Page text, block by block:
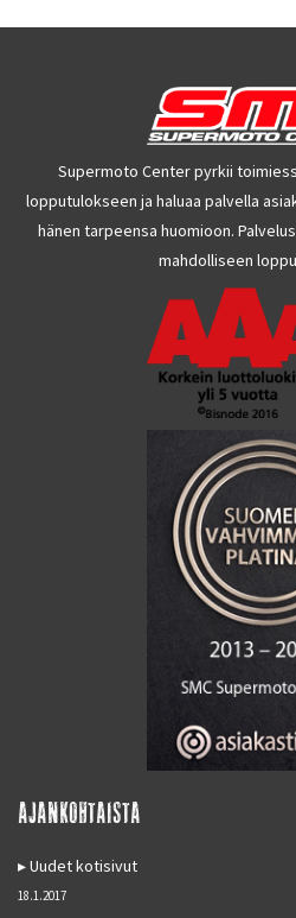
Supermoto Center pyrkii
lopputulokseen ja haluaa palvella
hänen tarpeensa huomioon.
mahdolliseen
AJANKOHTAISTA
Uudet kotisivut
18.1.2017